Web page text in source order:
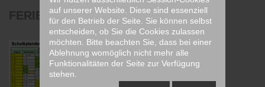
FERIENPLAN2025/2026
auf unserer Website. Diese sind essenziell
für den Betrieb der Seite. Sie können selbst
entscheiden, ob Sie die Cookies zulassen
möchten. Bitte beachten Sie, dass bei einer
Ablehnung womöglich nicht mehr alle
Funktionalitäten der Seite zur Verfügung
stehen.